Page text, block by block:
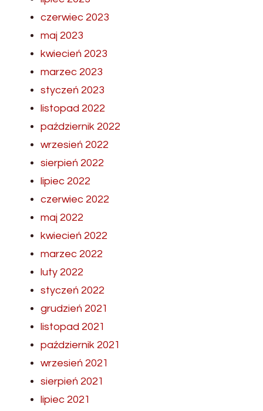
czerwiec 2023
maj 2023
kwiecień 2023
marzec 2023
styczeń 2023
listopad 2022
październik 2022
wrzesień 2022
sierpień 2022
lipiec 2022
czerwiec 2022
maj 2022
kwiecień 2022
marzec 2022
luty 2022
styczeń 2022
grudzień 2021
listopad 2021
październik 2021
wrzesień 2021
sierpień 2021
lipiec 2021